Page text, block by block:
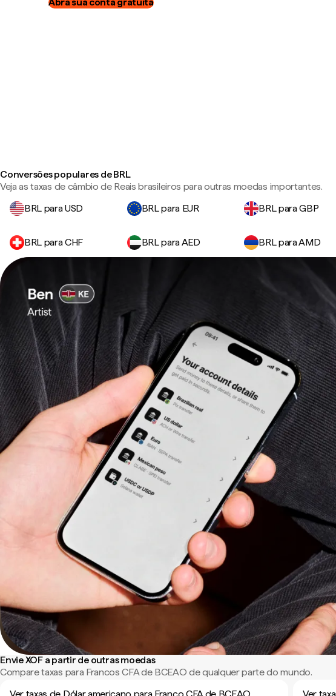
Conversões populares de BRL
Veja as taxas de câmbio de Reais brasileiros para outras moedas importantes.
BRL para USD
BRL para EUR BRL para GBP
BRL para CHF BRL para AED BRL para AMD
Envie XOF a partir de outras moedas
Compare taxas para Francos CFA de BCEAO de qualquer parte do mundo.